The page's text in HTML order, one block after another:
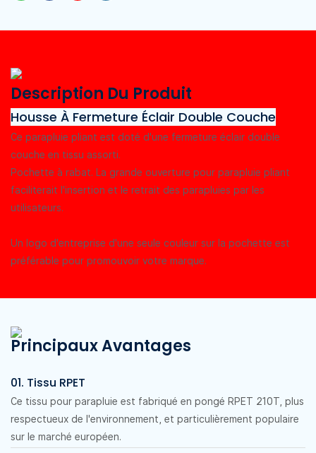
Description Du Produit
Housse À Fermeture Éclair Double Couche
Ce parapluie pliant est doté d'une fermeture éclair double
couche en tissu assorti.
Pochette à rabat. La grande ouverture pour parapluie pliant
faciliterait l'insertion et le retrait des parapluies par les
utilisateurs.
Un logo d'entreprise d'une seule couleur sur la pochette est
préférable pour promouvoir votre marque.
Principaux Avantages
01. Tissu RPET
Ce tissu pour parapluie est fabriqué en pongé RPET 210T, plus
respectueux de l'environnement, et particulièrement populaire
sur le marché européen.